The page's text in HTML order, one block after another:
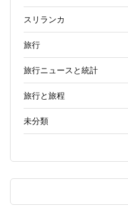
スリランカ
旅行
旅行ニュースと統計
旅行と旅程
未分類